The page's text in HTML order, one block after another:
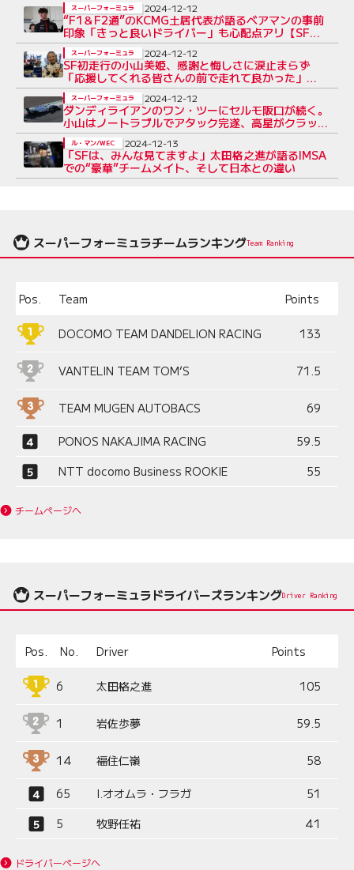
“F1＆F2通”のKCMG土居代表が語るベアマンの事前
印象「きっと良いドライバー」も心配点アリ【SF鈴
鹿テストインサイド】
スーパーフォーミュラ 2024-12-12
SF初走行の小山美姫、感謝と悔しさに涙止まらず
「応援してくれる皆さんの前で走れて良かった」
「レースに出たい」
スーパーフォーミュラ 2024-12-12
ダンディライアンのワン・ツーにセルモ阪口が続く。
小山はノートラブルでアタック完遂、高星がクラッ
シュ／SF鈴鹿テスト
スーパーフォーミュラ 2024-12-12
「SFは、みんな見てますよ」太田格之進が語るIMSA
での“豪華”チームメイト、そして日本との違い
ル・マン/WEC 2024-12-13
スーパーフォーミュラチームランキングTeam Ranking
Pos. Team Points
DOCOMO TEAM DANDELION RACING 133
VANTELIN TEAM TOM’S 71.5
TEAM MUGEN AUTOBACS 69
PONOS NAKAJIMA RACING
59.5
NTT docomo Business ROOKIE
55
チームページへ
スーパーフォーミュラドライバーズランキングDriver Ranking
Pos. No. Driver Points
6 太田格之進 105
1 岩佐歩夢 59.5
14 福住仁嶺 58
65 I.オオムラ・フラガ
51
5
牧野任祐 41
ドライバーページへ